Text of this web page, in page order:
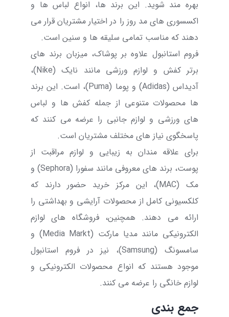
بهره مند شوید. این برند ها، انواع لباس ها و
اکسسوری های مد روز را در اختیار مشتریان قرار می
دهند که مناسب تمامی سلیقه ها و سنین است.
فروم استانبول علاوه بر پوشاک، میزبان برند های
برتر کفش و لوازم ورزشی مانند نایک (Nike)،
آدیداس (Adidas) و پوما (Puma)، است. این برند
ها محصولات متنوعی از جمله کفش ها و لباس
های ورزشی و لوازم جانبی را عرضه می کنند که
پاسخگوی نیاز های مختلف مشتریان است.
برای علاقه مندان به زیبایی و لوازم مراقبت از
پوست، برند های معروفی مانند سفورا (Sephora) و
مک (MAC)، این مرکز خرید حضور دارند که
کلکسیونی کامل از محصولات آرایشی و بهداشتی را
ارائه می دهند. همچنین، فروشگاه های لوازم
الکترونیکی مانند مدیا مارکت (Media Markt) و
سامسونگ (Samsung)، نیز در فروم استانبول
موجود هستند که انواع محصولات الکترونیکی و
لوازم خانگی را عرضه می کنند.
جمع بندی